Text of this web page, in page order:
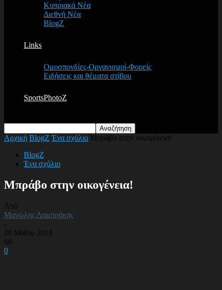
Κυπριακά Νέα
Διεθνή Νέα
BlogZ
Links
Ομοσπονδίες-Οργανισμοί-Φορείς
Ειδήσεις και θέματα στίβου
SportsPhotoZ
Αρχική BlogZ Ένα σχόλιο Μπράβο στην οικογένεια!
BlogZ
Ένα σχόλιο
Μπράβο στην οικογένεια!
Από
Μανώλης Λαμπράκης
-
29 Μαΐου 2018
66
0